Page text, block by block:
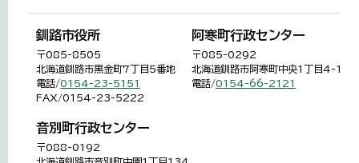
釧路市役所
〒085-8505
北海道釧路市黒金町7丁目5番地
電話/0154-23-5151
FAX/0154-23-5222
阿寒町行政センター
〒085-0292
北海道釧路市阿寒町中央1丁目4-1
電話/0154-66-2121
音別町行政センター
〒088-0192